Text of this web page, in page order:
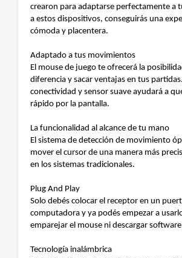
crearon para adaptarse perfectamente a
a estos dispositivos, conseguirás una
cómoda y placentera.
Adaptado a tus movimientos
El mouse de juego te ofrecerá la
diferencia y sacar ventajas en tus
conectividad y sensor suave ayudará a
rápido por la pantalla.
La funcionalidad al alcance de tu mano
El sistema de detección de movimiento
mover el cursor de una manera más
en los sistemas tradicionales.
Plug And Play
Solo debés colocar el receptor en un
computadora y ya podés empezar a
emparejar el mouse ni descargar
Tecnología inalámbrica